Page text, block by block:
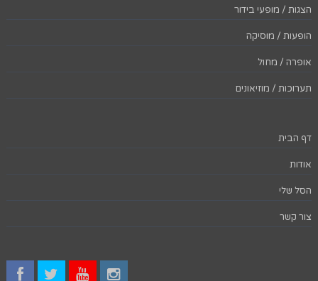
הצגות / מופעי בידור
הופעות / מוסיקה
אופרה / מחול
תערוכות / מוזיאונים
דף הבית
אודות
הסל שלי
צור קשר